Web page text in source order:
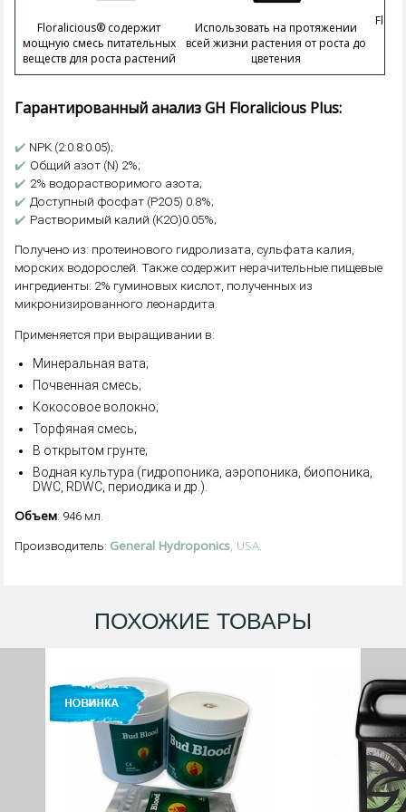
Floralicious® содержит
мощную смесь питательных
веществ для роста растений
Использовать на протяжении
всей жизни растения от роста до
цветения
Гарантированный анализ GH Floralicious Plus:
✔️ NPK (2:0.8:0.05);
✔️ Общий азот (N) 2%;
✔️ 2% водорастворимого азота;
✔️ Доступный фосфат (P2O5) 0.8%;
✔️ Растворимый калий (K2O)0.05%;
Получено из: протеинового гидролизата, сульфата калия,
морских водорослей. Также содержит нерачительные пищевые
ингредиенты: 2% гуминовых кислот, полученных из
микронизированного леонардита.
Применяется при выращивании в:
Минеральная вата;
Почвенная смесь;
Кокосовое волокно;
Торфяная смесь;
В открытом грунте;
Водная культура (гидропоника, аэропоника, биопоника,
DWC, RDWC, периодика и др.).
Объем: 946 мл.
Производитель: General Hydroponics, USA.
ПОХОЖИЕ ТОВАРЫ